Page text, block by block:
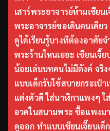
เสาร์พระอาจารย์ห้ามเซีย
พระอาจารย์ขอเดินคนเดียว
ดูได้เรียนรู้บางทีต้องอาศัย
พระร้านไหนเยอะ เซียนเจี๊
น้อยเล่นบทคนไม่มีตังค์ จริ
แบบเด็กรับใช้สบายกระเป๋า
แต่งตัวดี ใส่นาฬิกาแพงๆ
อวดในสนามพระ ซื้อแพงม
ดูออก ทำแบบเซียนเจี๊ยบเด็